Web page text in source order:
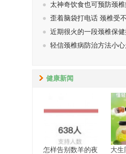
●
太神奇饮食也可预防颈椎
● 歪着脑袋打电话 颈椎受
● 近期很火的一段颈椎保健
● 轻信颈椎病防治方法小
健康新闻
怎样告别数羊的夜 大生